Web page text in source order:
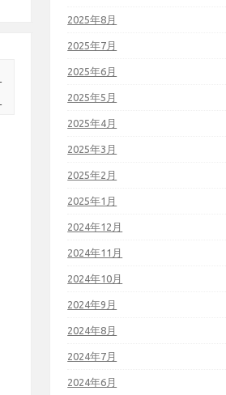
2025年8月
2025年7月
2025年6月
2025年5月
2025年4月
2025年3月
2025年2月
2025年1月
2024年12月
2024年11月
2024年10月
2024年9月
2024年8月
2024年7月
2024年6月